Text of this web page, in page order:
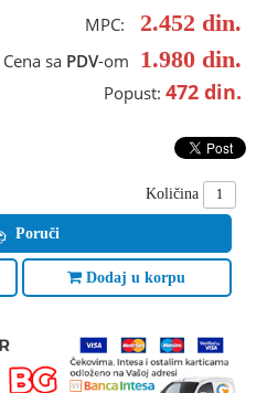
MPC: 2.452 din.
Cena sa PDV-om 1.980 din.
Popust: 472 din.
Količina
Poruči
Dodaj u korpu